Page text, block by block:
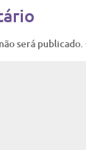
será publicado.